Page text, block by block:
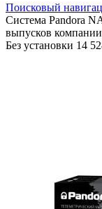
Поисковый
Система Pandora
выпусков
Без установки 14